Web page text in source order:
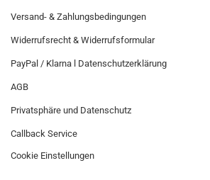
Versand- & Zahlungsbedingungen
Widerrufsrecht & Widerrufsformular
PayPal / Klarna l Datenschutzerklärung
AGB
Privatsphäre und Datenschutz
Callback Service
Cookie Einstellungen